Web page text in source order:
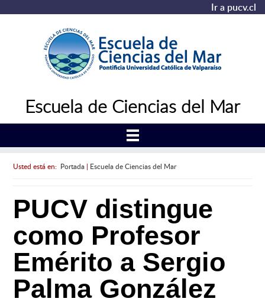
Ir a pucv.cl
Escuela de Ciencias del Mar
Usted está en: Portada| Escuela de Ciencias del Mar
PUCV distingue
como Profesor
Emérito a Sergio
Palma González